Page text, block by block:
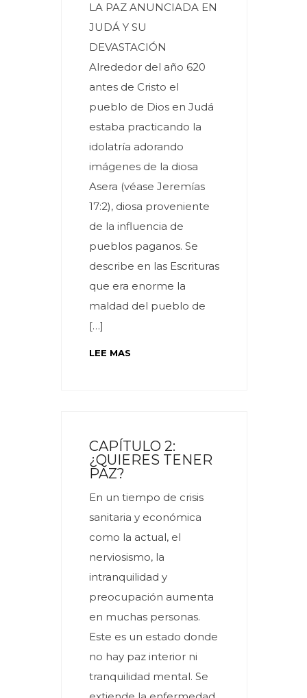
LA PAZ ANUNCIADA EN
JUDÁ Y SU
DEVASTACIÓN
Alrededor del año 620
antes de Cristo el
pueblo de Dios en Judá
estaba practicando la
idolatría adorando
imágenes de la diosa
Asera (véase Jeremías
17:2), diosa proveniente
de la influencia de
pueblos paganos. Se
describe en las Escrituras
que era enorme la
maldad del pueblo de
[…]
LEE MAS
CAPÍTULO 2:
¿QUIERES TENER
PAZ?
En un tiempo de crisis
sanitaria y económica
como la actual, el
nerviosismo, la
intranquilidad y
preocupación aumenta
en muchas personas.
Este es un estado donde
no hay paz interior ni
tranquilidad mental. Se